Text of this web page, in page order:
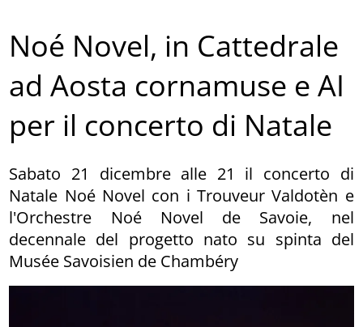
Noé Novel, in Cattedrale
ad Aosta cornamuse e AI
per il concerto di Natale
Sabato 21 dicembre alle 21 il concerto di
Natale Noé Novel con i Trouveur Valdotèn e
l'Orchestre Noé Novel de Savoie, nel
decennale del progetto nato su spinta del
Musée Savoisien de Chambéry